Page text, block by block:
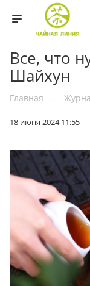
Все, что
Шайхун
Главная —
18 июня 2024 11:55